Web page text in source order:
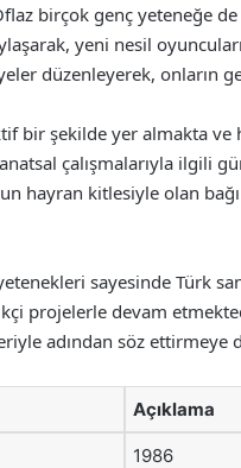
birçok genç yeteneğe
yeni nesil
düzenleyerek, onların
bir şekilde yer almakta ve
çalışmalarıyla ilgili
hayran kitlesiyle olan
yetenekleri sayesinde Türk
projelerle devam
adından söz ettirmeye
Açıklama
1986